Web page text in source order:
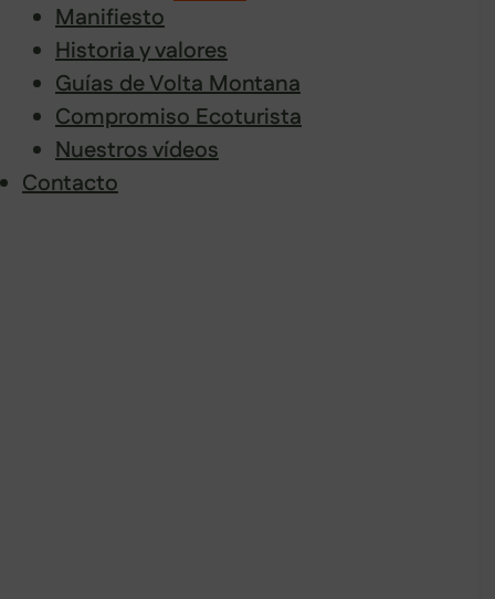
Manifiesto
Historia y valores
Guías de Volta Montana
Compromiso Ecoturista
Nuestros vídeos
Contacto